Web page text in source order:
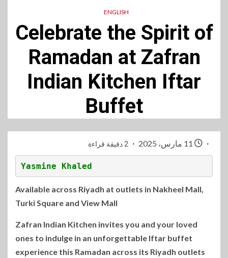
ENGLISH
Celebrate the Spirit of
Ramadan at Zafran
Indian Kitchen Iftar
Buffet
2 دقيقة قراءة
Yasmine Khaled
Available across Riyadh at outlets in Nakheel Mall,
Turki Square and View Mall
Zafran Indian Kitchen invites you and your loved
ones to indulge in an unforgettable Iftar buffet
experience this Ramadan across its Riyadh outlets